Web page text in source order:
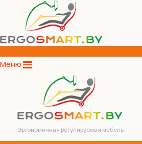
Меню
Эргономичная регулируемая мебель